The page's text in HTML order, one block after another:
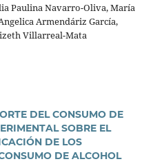
Paulina Navarro-Oliva, Marí­a
Armendáriz Garcí­a,
Villarreal-Mata
DEL CONSUMO DE
SOBRE EL
DE LOS
DE ALCOHOL